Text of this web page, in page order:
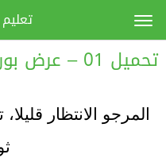
تحميل 01 – عرض بوربوينت لدرس: الحركة ‫
المرجو الانتظار